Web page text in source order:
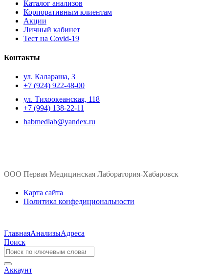
Каталог анализов
Корпоративным клиентам
Акции
Личный кабинет
Тест на Covid-19
Контакты
ул. ​Калараша, 3
+7 (924) 922-48-00
ул. ​Тихоокеанская, 118
+7 (994) 138-22-11
habmedlab@yandex.ru
ООО Первая Медицинская Лаборатория-Хабаровск
Карта сайта
Политика конфедициональности
ГлавнаяАнализыАдреса
Поиск
Аккаунт